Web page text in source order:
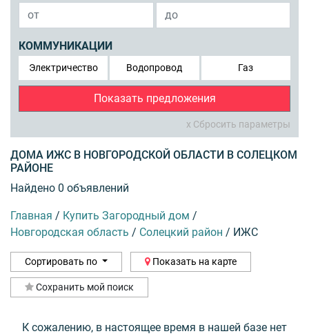
КОММУНИКАЦИИ
Электричество Водопровод Газ
Показать предложения
x Сбросить параметры
ДОМА ИЖС В НОВГОРОДСКОЙ ОБЛАСТИ В СОЛЕЦКОМ
РАЙОНЕ
Найдено 0 объявлений
Главная / Купить Загородный дом /
Новгородская область / Солецкий район / ИЖС
Сортировать по Показать на карте
Сохранить мой поиск
К сожалению, в настоящее время в нашей базе нет